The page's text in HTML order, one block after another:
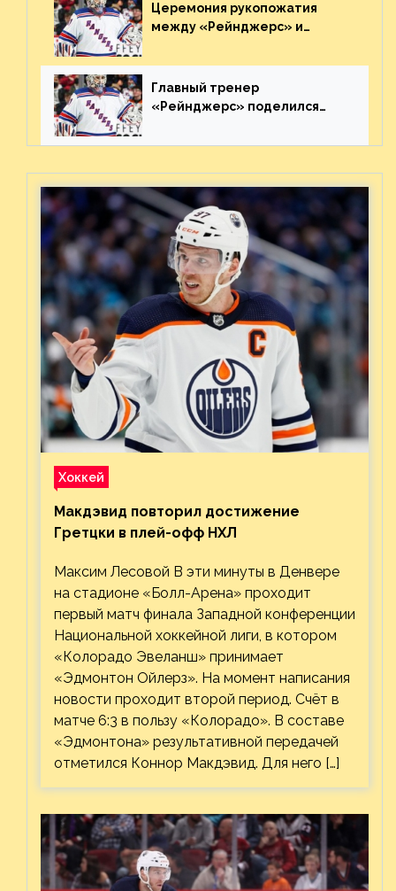
Церемония рукопожатия
между «Рейнджерс» и
матча плей-офф. Видео
Главный тренер
«Рейнджерс» поделился
предстоящего финала
Хоккей
Макдэвид повторил достижение
Гретцки в плей-офф НХЛ
Максим Лесовой В эти минуты в Денвере
на стадионе «Болл-Арена» проходит
первый матч финала Западной конференции
Национальной хоккейной лиги, в котором
«Колорадо Эвеланш» принимает
«Эдмонтон Ойлерз». На момент написания
новости проходит второй период. Счёт в
матче 6:3 в пользу «Колорадо». В составе
«Эдмонтона» результативной передачей
отметился Коннор Макдэвид. Для него […]